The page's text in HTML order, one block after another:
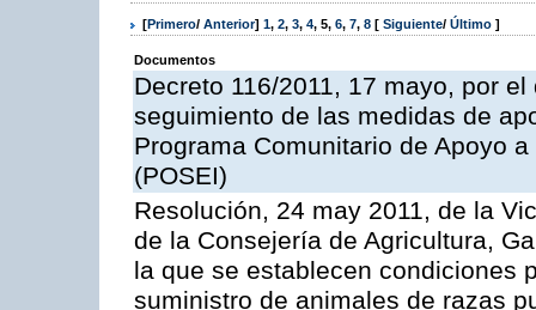
[Primero/ Anterior] 1, 2, 3, 4, 5, 6, 7, 8 [ Siguiente/ Último ]
Documentos
Decreto 116/2011, 17 mayo, por
seguimiento de las medidas de
Programa Comunitario de Apoyo
(POSEI)
Resolución, 24 may 2011, de la
de la Consejería de Agricultura,
la que se establecen condiciones
suministro de animales de razas